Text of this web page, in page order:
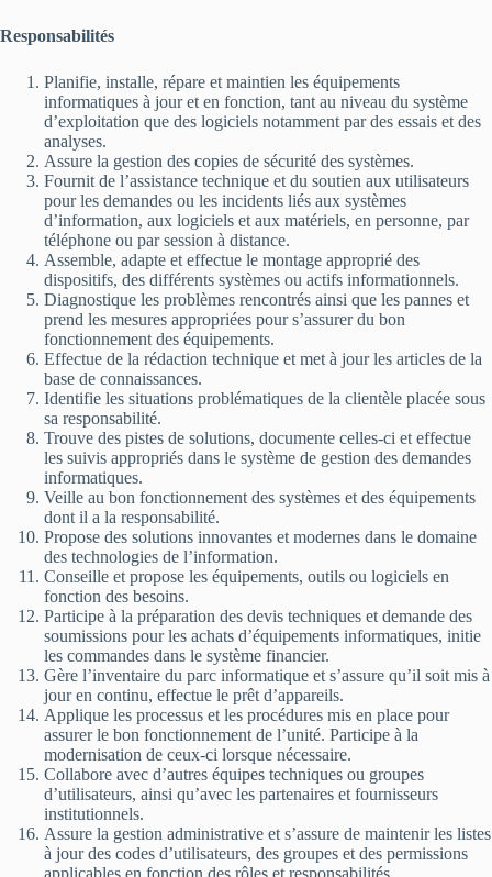
Responsabilités
Planifie, installe, répare et maintien les équipements
informatiques à jour et en fonction, tant au niveau du système
d’exploitation que des logiciels notamment par des essais et des
analyses.
Assure la gestion des copies de sécurité des systèmes.
Fournit de l’assistance technique et du soutien aux utilisateurs
pour les demandes ou les incidents liés aux systèmes
d’information, aux logiciels et aux matériels, en personne, par
téléphone ou par session à distance.
Assemble, adapte et effectue le montage approprié des
dispositifs, des différents systèmes ou actifs informationnels.
Diagnostique les problèmes rencontrés ainsi que les pannes et
prend les mesures appropriées pour s’assurer du bon
fonctionnement des équipements.
Effectue de la rédaction technique et met à jour les articles de la
base de connaissances.
Identifie les situations problématiques de la clientèle placée sous
sa responsabilité.
Trouve des pistes de solutions, documente celles-ci et effectue
les suivis appropriés dans le système de gestion des demandes
informatiques.
Veille au bon fonctionnement des systèmes et des équipements
dont il a la responsabilité.
Propose des solutions innovantes et modernes dans le domaine
des technologies de l’information.
Conseille et propose les équipements, outils ou logiciels en
fonction des besoins.
Participe à la préparation des devis techniques et demande des
soumissions pour les achats d’équipements informatiques, initie
les commandes dans le système financier.
Gère l’inventaire du parc informatique et s’assure qu’il soit mis à
jour en continu, effectue le prêt d’appareils.
Applique les processus et les procédures mis en place pour
assurer le bon fonctionnement de l’unité. Participe à la
modernisation de ceux-ci lorsque nécessaire.
Collabore avec d’autres équipes techniques ou groupes
d’utilisateurs, ainsi qu’avec les partenaires et fournisseurs
institutionnels.
Assure la gestion administrative et s’assure de maintenir les listes
à jour des codes d’utilisateurs, des groupes et des permissions
applicables en fonction des rôles et responsabilités.